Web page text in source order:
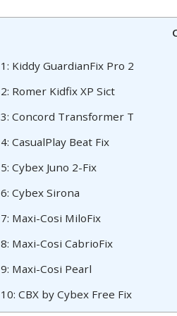
1: Kiddy GuardianFix Pro 2
2: Romer Kidfix XP Sict
3: Concord Transformer T
4: CasualPlay Beat Fix
5: Cybex Juno 2-Fix
6: Cybex Sirona
7: Maxi-Cosi MiloFix
8: Maxi-Cosi CabrioFix
9: Maxi-Cosi Pearl
10: CBX by Cybex Free Fix